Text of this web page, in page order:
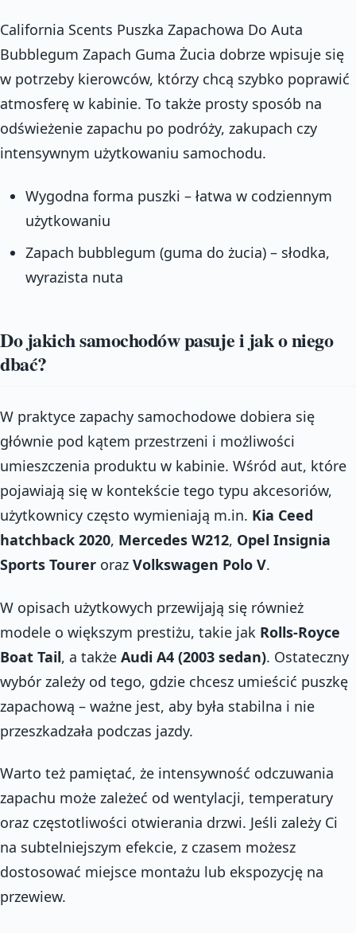
California Scents Puszka Zapachowa Do Auta
Bubblegum Zapach Guma Żucia dobrze wpisuje się
w potrzeby kierowców, którzy chcą szybko poprawić
atmosferę w kabinie. To także prosty sposób na
odświeżenie zapachu po podróży, zakupach czy
intensywnym użytkowaniu samochodu.
Wygodna forma puszki – łatwa w codziennym
użytkowaniu
Zapach bubblegum (guma do żucia) – słodka,
wyrazista nuta
Do jakich samochodów pasuje i jak o niego
dbać?
W praktyce zapachy samochodowe dobiera się
głównie pod kątem przestrzeni i możliwości
umieszczenia produktu w kabinie. Wśród aut, które
pojawiają się w kontekście tego typu akcesoriów,
użytkownicy często wymieniają m.in. Kia Ceed
hatchback 2020, Mercedes W212, Opel Insignia
Sports Tourer oraz Volkswagen Polo V.
W opisach użytkowych przewijają się również
modele o większym prestiżu, takie jak Rolls-Royce
Boat Tail, a także Audi A4 (2003 sedan). Ostateczny
wybór zależy od tego, gdzie chcesz umieścić puszkę
zapachową – ważne jest, aby była stabilna i nie
przeszkadzała podczas jazdy.
Warto też pamiętać, że intensywność odczuwania
zapachu może zależeć od wentylacji, temperatury
oraz częstotliwości otwierania drzwi. Jeśli zależy Ci
na subtelniejszym efekcie, z czasem możesz
dostosować miejsce montażu lub ekspozycję na
przewiew.